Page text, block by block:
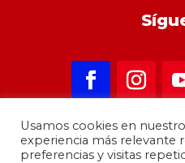
Usamos cookies en
experiencia más relevante
preferencias y visitas